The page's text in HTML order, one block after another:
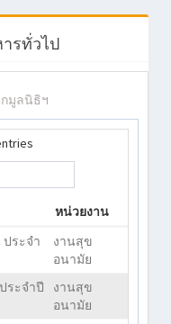
รทั่วไป
มูลนิธิฯ
หน่วยงาน
ระจำ
งานสุข
อนามัย
ระจำปี
งานสุข
อนามัย